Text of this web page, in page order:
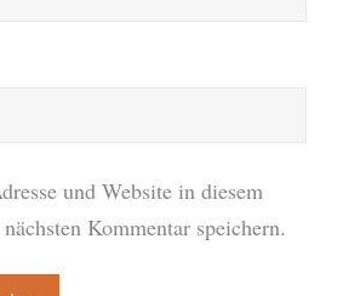
und Website in diesem
Kommentar speichern.